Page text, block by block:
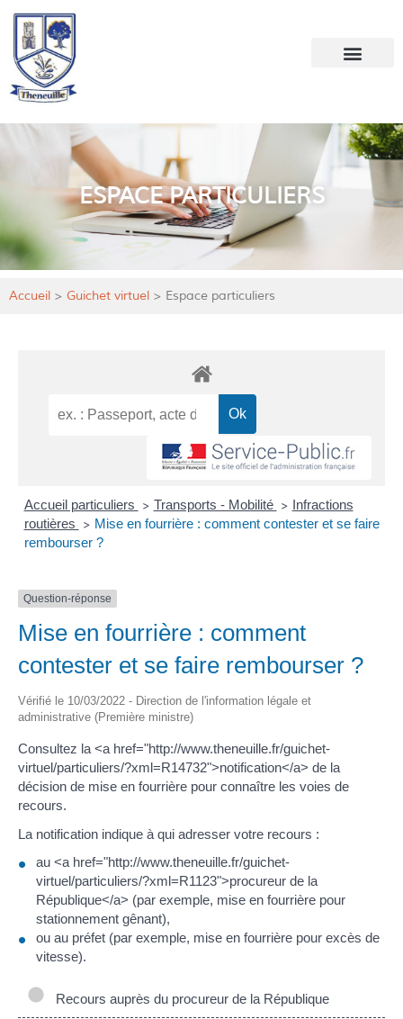
ESPACE PARTICULIERS
Accueil > Guichet virtuel > Espace particuliers
Accueil particuliers > Transports - Mobilité > Infractions
routières
> Mise en fourrière : comment contester et se faire
rembourser ?
Question-réponse
Mise en fourrière : comment
contester et se faire rembourser ?
Vérifié le 10/03/2022 - Direction de l'information légale et
administrative (Première ministre)
Consultez la <a href="http://www.theneuille.fr/guichet-
virtuel/particuliers/?xml=R14732">notification</a> de la
décision de mise en fourrière pour connaître les voies de
recours.
La notification indique à qui adresser votre recours :
au <a href="http://www.theneuille.fr/guichet-
virtuel/particuliers/?xml=R1123">procureur de la
République</a> (par exemple, mise en fourrière pour
stationnement gênant),
ou au préfet (par exemple, mise en fourrière pour excès de
vitesse).
Recours auprès du procureur de la République